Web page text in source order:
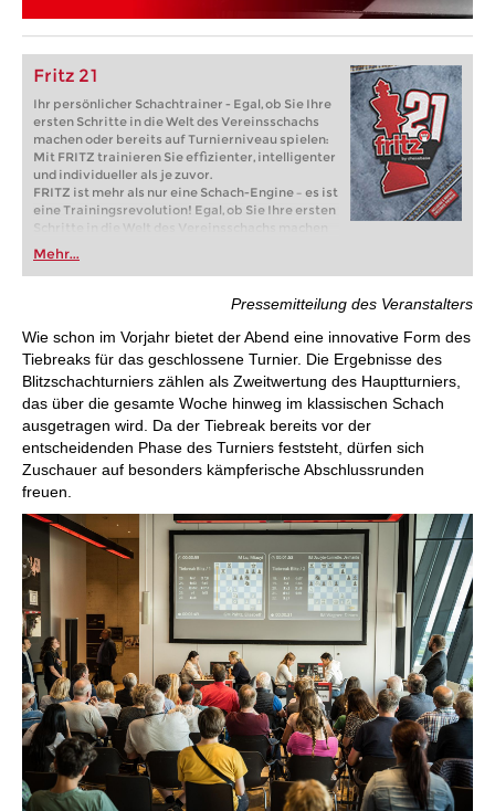
Fritz 21
Ihr persönlicher Schachtrainer - Egal, ob Sie Ihre
ersten Schritte in die Welt des Vereinsschachs
machen oder bereits auf Turnierniveau spielen:
Mit FRITZ trainieren Sie effizienter, intelligenter
und individueller als je zuvor.
FRITZ ist mehr als nur eine Schach-Engine – es ist
eine Trainingsrevolution! Egal, ob Sie Ihre ersten
Schritte in die Welt des Vereinsschachs machen
oder bereits auf Turnierniveau spielen: Mit
FRITZ trainieren Sie effizienter, intelligenter und
individueller als je zuvor.
Mehr...
Pressemitteilung des Veranstalters
Wie schon im Vorjahr bietet der Abend eine innovative Form des
Tiebreaks für das geschlossene Turnier. Die Ergebnisse des
Blitzschachturniers zählen als Zweitwertung des Hauptturniers,
das über die gesamte Woche hinweg im klassischen Schach
ausgetragen wird. Da der Tiebreak bereits vor der
entscheidenden Phase des Turniers feststeht, dürfen sich
Zuschauer auf besonders kämpferische Abschlussrunden
freuen.